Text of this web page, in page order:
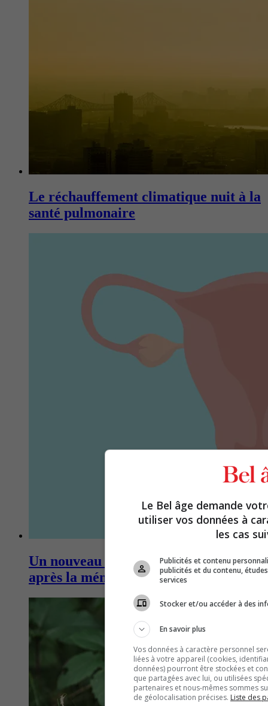
Le réchauffement climatique nuit à la
santé pulmonaire
Un nouveau rôle pour les ovaires
après la ménopause
Le Bel âge demande
utiliser vos données à
les cas
Publicités et contenu
publicités et du contenu,
services
Stocker et/ou accéder à des
En savoir plus
Vos données à caractère personnel
liées à votre appareil (cookies,
données) pourront être stockées et
que partagées avec lui, ou utilisées
partenaires et nous-mêmes sommes
de géolocalisation précises. Liste des